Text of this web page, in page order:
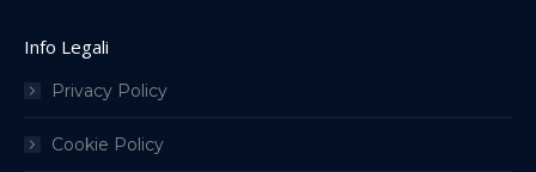
Info Legali
Privacy Policy
Cookie Policy